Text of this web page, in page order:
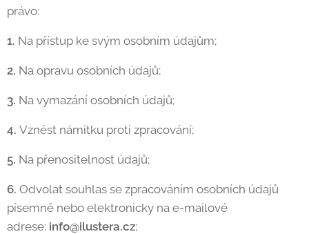
právo:
1. Na přístup ke svým osobním údajům;
2. Na opravu osobních údajů;
3. Na vymazání osobních údajů;
4. Vznést námitku proti zpracování;
5. Na přenositelnost údajů;
6. Odvolat souhlas se zpracováním osobních údajů
písemně nebo elektronicky na e-mailové
adrese: info@ilustera.cz;